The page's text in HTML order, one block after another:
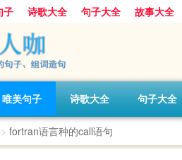
子 诗歌大全 句子大全 故事大全
唯美句子 诗歌大全 句子大全
> fortran语言种的call语句